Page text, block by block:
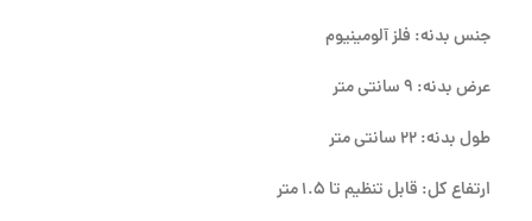
جنس بدنه: فلز آلومینیوم
عرض بدنه: 9 سانتی متر
طول بدنه: 22 سانتی متر
ارتفاع کل: قابل تنظیم تا 1.5 متر